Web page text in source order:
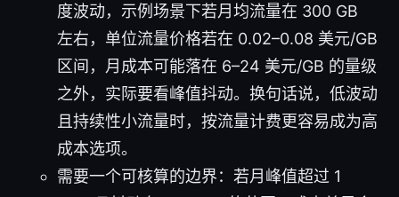
度波动，示例场景下若月均流量在 300 GB
左右，单位流量价格若在 0.02–0.08 美元/GB
区间，月成本可能落在 6–24 美元/GB 的量级
之外，实际要看峰值抖动。换句话说，低波动
且持续性小流量时，按流量计费更容易成为高
成本选项。
需要一个可核算的边界：若月峰值超过 1